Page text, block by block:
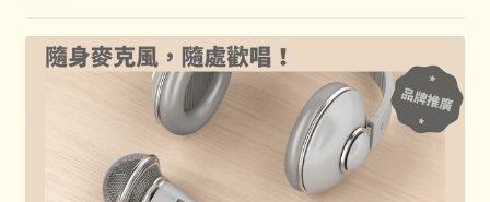
客製化商品
客製化禮品